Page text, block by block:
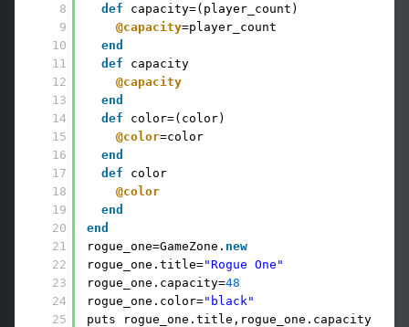
8
9
10
11
12
13
14
15
16
17
18
19
20
21
22
23
24
25
def
capacity=(player_count)
@capacity=player_count
end
def
capacity
@capacity
end
def
color=(color)
@color=color
end
def
color
@color
end
end
rogue_one=GameZone. new
rogue_one.title="Rogue One"
rogue_one.capacity=48
rogue_one.color="black"
puts